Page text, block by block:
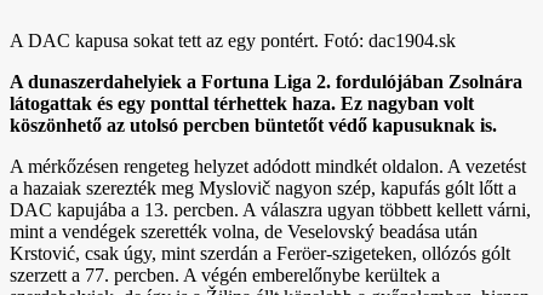
A DAC kapusa sokat tett az egy pontért. Fotó: dac1904.sk
A dunaszerdahelyiek a Fortuna Liga 2. fordulójában Zsolnára
látogattak és egy ponttal térhettek haza. Ez nagyban volt
köszönhető az utolsó percben büntetőt védő kapusuknak is.
A mérkőzésen rengeteg helyzet adódott mindkét oldalon. A vezetést
a hazaiak szerezték meg Myslovič nagyon szép, kapufás gólt lőtt a
DAC kapujába a 13. percben. A válaszra ugyan többett kellett várni,
mint a vendégek szerették volna, de Veselovský beadása után
Krstović, csak úgy, mint szerdán a Feröer-szigeteken, ollózós gólt
szerzett a 77. percben. A végén emberelőnybe kerültek a